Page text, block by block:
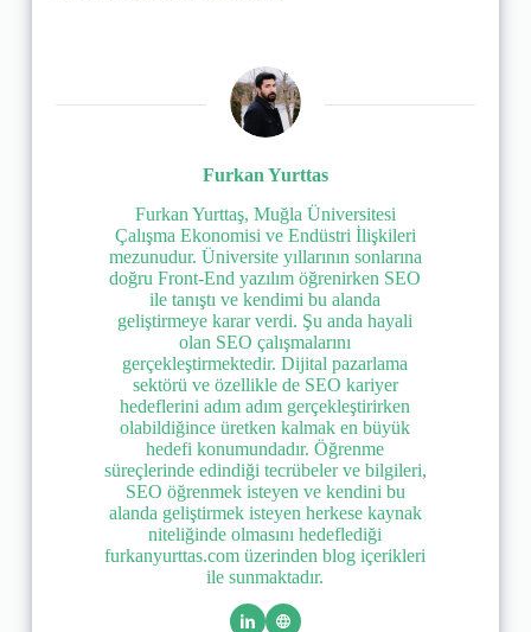
Furkan Yurttas
Furkan Yurttaş, Muğla Üniversitesi
Çalışma Ekonomisi ve Endüstri İlişkileri
mezunudur. Üniversite yıllarının sonlarına
doğru Front-End yazılım öğrenirken SEO
ile tanıştı ve kendimi bu alanda
geliştirmeye karar verdi. Şu anda hayali
olan SEO çalışmalarını
gerçekleştirmektedir. Dijital pazarlama
sektörü ve özellikle de SEO kariyer
hedeflerini adım adım gerçekleştirirken
olabildiğince üretken kalmak en büyük
hedefi konumundadır. Öğrenme
süreçlerinde edindiği tecrübeler ve bilgileri,
SEO öğrenmek isteyen ve kendini bu
alanda geliştirmek isteyen herkese kaynak
niteliğinde olmasını hedeflediği
furkanyurttas.com üzerinden blog içerikleri
ile sunmaktadır.